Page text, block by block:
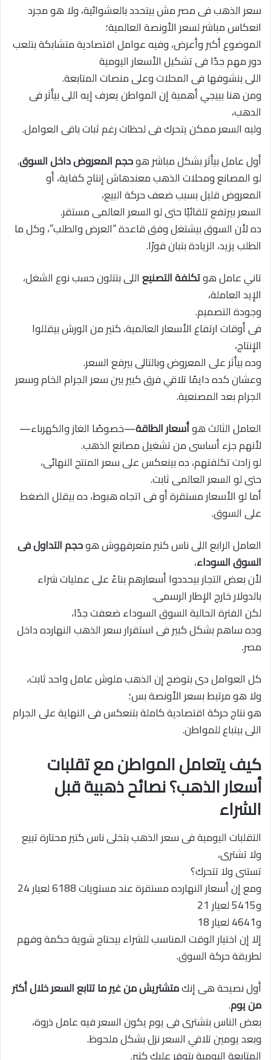
سعر الذهب فى مصر مش بيتحدد بالعشوائية، ولا هو مجرد
انعكاس مباشر لسعر الأونصة العالمية؛
الموضوع أكبر وأعرض، وفيه عوامل اقتصادية متشابكة بتلعب
دور مهم جدًا فى تشكيل الأسعار اليومية
اللى بنشوفها فى المحلات وعلى منصات المتابعة.
ومن هنا بييجي أهمية إن المواطن يعرف إيه اللى بيأثر فى
الدهب،
وليه السعر ممكن يتحرك فى لحظات رغم ثبات باقى العوامل.
أول عامل بيأثر بشكل مباشر هوحجم المعروض داخل السوق.
لو المصانع ومحلات الذهب معندهاش إنتاج كفاية، أو
المعروض قليل بسبب ضعف حركة البيع،
السعر بيرتفع تلقائيًا حتى لو السعر العالمى مستقر.
ده لأن السوق بيشتغل وفق قاعدة “العرض والطلب”، وكل ما
الطلب يزيد، الزيادة بتبان فورًا.
تاني عامل هوتكلفة التصنيعاللى بتتلون حسب نوع الشغل،
الإيد العاملة،
وجودة التصميم.
فى أوقات ارتفاع الأسعار العالمية، كتير من الورش بيقللوا
الإنتاج،
وده بيأثر على المعروض وبالتالى بيرفع السعر.
وعشان كده دايمًا تلاقي فرق كبير بين سعر الجرام الخام وسعر
الجرام بعد المصنعية.
العامل الثالث هوأسعار الطاقة—خصوصًا الغاز والكهرباء—
لأنهم جزء أساسى من تشغيل مصانع الذهب.
لو زادت تكلفتهم، ده بينعكس على سعر المنتج النهائى،
حتى لو السعر العالمى ثابت.
أما لو الأسعار مستقرة أو فى اتجاه هبوط، ده بيقلل الضغط
على السوق.
العامل الرابع اللى ناس كتير متعرفهوش هوحجم التداول فى
السوق السوداء،
لأن بعض التجار بيحددوا أسعارهم بناءً على عمليات شراء
بالدولار خارج الإطار الرسمى.
لكن الفترة الحالية السوق السوداء ضعفت جدًا،
وده ساهم بشكل كبير فى استقرار سعر الذهب النهارده داخل
مصر.
كل العوامل دى بتوضح إن الذهب ملوش عامل واحد ثابت،
ولا هو مرتبط بسعر الأونصة بس؛
هو نتاج حركة اقتصادية كاملة بتنعكس فى النهاية على الجرام
اللى بيتباع للمواطن.
كيف يتعامل المواطن مع تقلبات
أسعار الذهب؟ نصائح ذهبية قبل
الشراء
التقلبات اليومية فى سعر الذهب بتخلى ناس كتير محتارة تبيع
ولا تشترى،
تستنى ولا تتحرك؟
ومع إن أسعار النهارده مستقرة عند مستويات 6188 لعيار 24
و5415 لعيار 21
و4641 لعيار 18
إلا إن اختيار الوقت المناسب للشراء بيحتاج شوية حكمة وفهم
لطريقة حركة السوق.
أول نصيحة هى إنكمتشتريش من غير ما تتابع السعر خلال أكتر
من يوم.
بعض الناس بتشترى فى يوم يكون السعر فيه عامل ذروة،
وبعد يومين تلاقي السعر نزل بشكل ملحوظ.
المتابعة اليومية بتوفر عليك كتير.